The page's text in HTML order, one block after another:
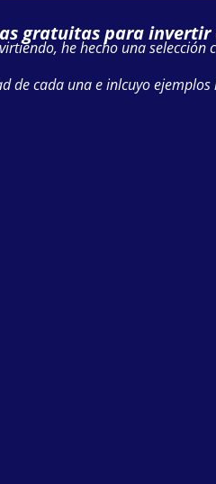
gratuitas para invertir
he hecho una selección
cada una e inlcuyo